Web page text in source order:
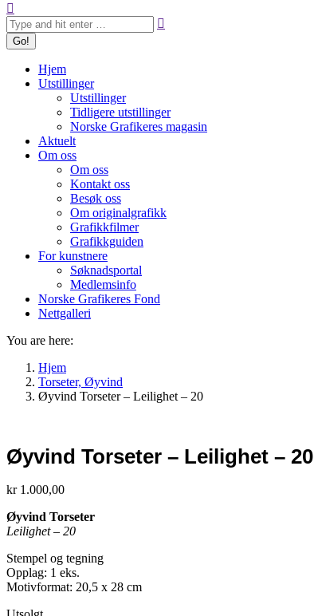
Search:
Hjem
Utstillinger
Utstillinger
Tidligere utstillinger
Norske Grafikeres magasin
Aktuelt
Om oss
Om oss
Kontakt oss
Besøk oss
Om originalgrafikk
Grafikkfilmer
Grafikkguiden
For kunstnere
Søknadsportal
Medlemsinfo
Norske Grafikeres Fond
Nettgalleri
You are here:
Hjem
Torseter, Øyvind
Øyvind Torseter – Leilighet – 20
Øyvind Torseter – Leilighet – 20
kr1.000,00
Øyvind Torseter
Leilighet – 20
Stempel og tegning
Opplag: 1 eks.
Motivformat: 20,5 x 28 cm